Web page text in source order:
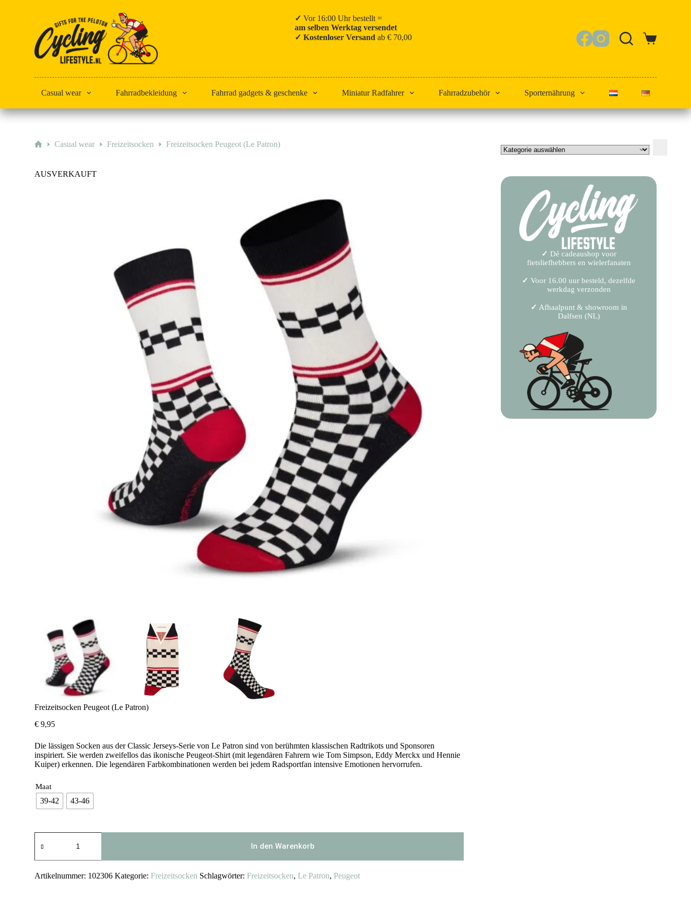
✓ Vor 16:00 Uhr bestellt =
am selben Werktag versendet
✓ Kostenloser Versand ab € 70,00
Warenkorb
Casual wear Fahrradbekleidung Fahrrad gadgets & geschenke Miniatur Radfahrer Fahrradzubehör Sporternährung
StartCasual wear Freizeitsocken Freizeitsocken Peugeot (Le Patron)
AUSVERKAUFT
Freizeitsocken Peugeot (Le Patron)
€ 9,95
Die lässigen Socken aus der Classic Jerseys-Serie von Le Patron sind von berühmten klassischen Radtrikots und Sponsoren
inspiriert. Sie werden zweifellos das ikonische Peugeot-Shirt (mit legendären Fahrern wie Tom Simpson, Eddy Merckx und Hennie
Kuiper) erkennen. Die legendären Farbkombinationen werden bei jedem Radsportfan intensive Emotionen hervorrufen.
Maat
39-42 43-46
Peugeot
Patron)
In den Warenkorb
Artikelnummer: 102306 Kategorie:Freizeitsocken Schlagwörter:Freizeitsocken,Le Patron,Peugeot
auswählen
✓ Dé cadeaushop voor
fietsliefhebbers en wielerfanaten
✓ Voor 16.00 uur besteld, dezelfde
werkdag verzonden
✓ Afhaalpunt & showroom in
Dalfsen (NL)